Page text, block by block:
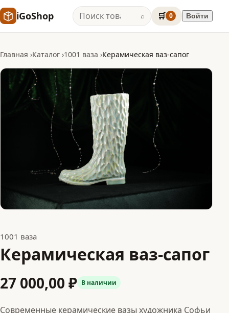
iGoShop ⌕ 🛒 0 Войти
Главная Каталог 1001 ваза Керамическая ваз-сапог
1001 ваза
Керамическая ваз-сапог
27 000,00 ₽ В наличии
Современные керамические вазы художника Софьи